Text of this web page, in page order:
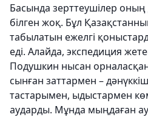
Басында зерттеушілер оның
білген жоқ. Бұл
табылатын ежелгі
еді. Алайда, экспедиция
Подушкин нысан
сынған заттармен –
тастарымен, ыдыстармен
аударды. Мұнда мыңдаған